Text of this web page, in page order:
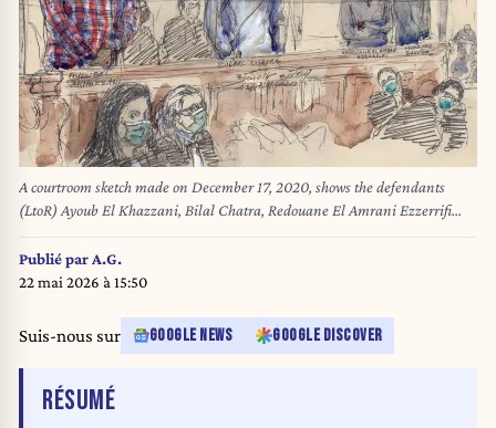
A courtroom sketch made on December 17, 2020, shows the defendants
(LtoR) Ayoub El Khazzani, Bilal Chatra, Redouane El Amrani Ezzerrifi
and Mohamed Bakkali after the verdict at the Paris Courthouse in Paris
during the trial of a foiled terror attack on an Amsterdam-Paris Thalys
train in August 2015. The French court jailed for life a Moroccan man who
to be thwarted by passengers including off-duty US soldiers. It convicted
Ayoub El Khazzani, now 31, over the August 2015 plot on the Amsterdam-
Paris high-speed Thalys train and also issued sentences of between seven
Publié par A.G.
22 mai 2026 à 15:50
Suis-nous sur GOOGLE NEWS GOOGLE DISCOVER
RÉSUMÉDE L'ARTICLE